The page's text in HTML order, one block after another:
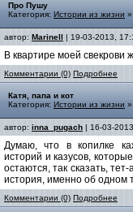
Про Пушу
Категория: Истории из жизни »
автор: Marinell | 19-03-2013,
В квартире моей свекрови
Комментарии (0) Подробнее
Катя, папа и кот
Категория: Истории из жизни »
автор: inna_pugach | 16-03-
Думаю, что в копилке
историй и казусов,
остаются, так сказать,
история, именно об одном
Комментарии (0) Подробнее